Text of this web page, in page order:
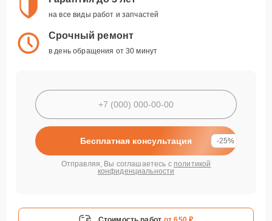
на все виды работ и запчастей
Срочный ремонт
в день обращения от 30 минут
Бесплатная консультация -25%
Отправляя, Вы соглашаетесь с политикой
конфиденциальности